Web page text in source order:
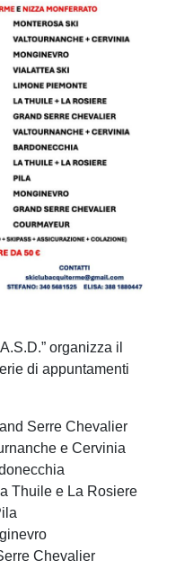
organizza il
di appuntamenti
Serre Chevalier
e Cervinia
Thuile e La Rosiere
Chevalier